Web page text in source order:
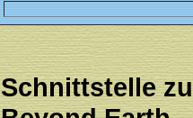
Schnittstelle